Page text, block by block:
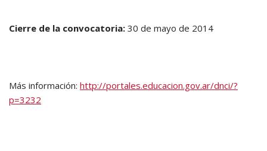
Cierre de la convocatoria: 30 de mayo de 2014
Más información: http://portales.educacion.gov.ar/dnci/?
p=3232